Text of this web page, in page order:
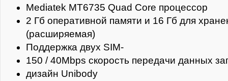
Mediatek MT6735 Quad Core процессор
2 Гб оперативной памяти и 16 Гб для
(расширяемая)
Поддержка двух SIM-
150 / 40Mbps скорость передачи данных
дизайн Unibody